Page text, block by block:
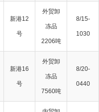
新港12
号
外贸卸
冻品
2206吨
8/15-
1030
新港16
号
外贸卸
冻品
7560吨
8/20-
0440